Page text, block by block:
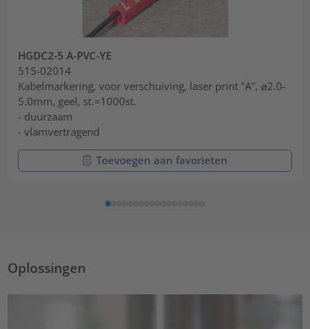
HGDC2-5 A-PVC-YE
515-02014
Kabelmarkering, voor verschuiving, laser print "A", ⌀2.0-
5.0mm, geel, st.=1000st.
- duurzaam
- vlamvertragend
Toevoegen aan favorieten
Oplossingen